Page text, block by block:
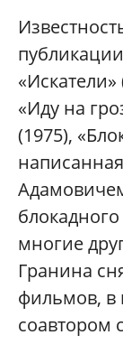
«Иду на
(1975),
многие
Гранина
фильмов, в
соавтором